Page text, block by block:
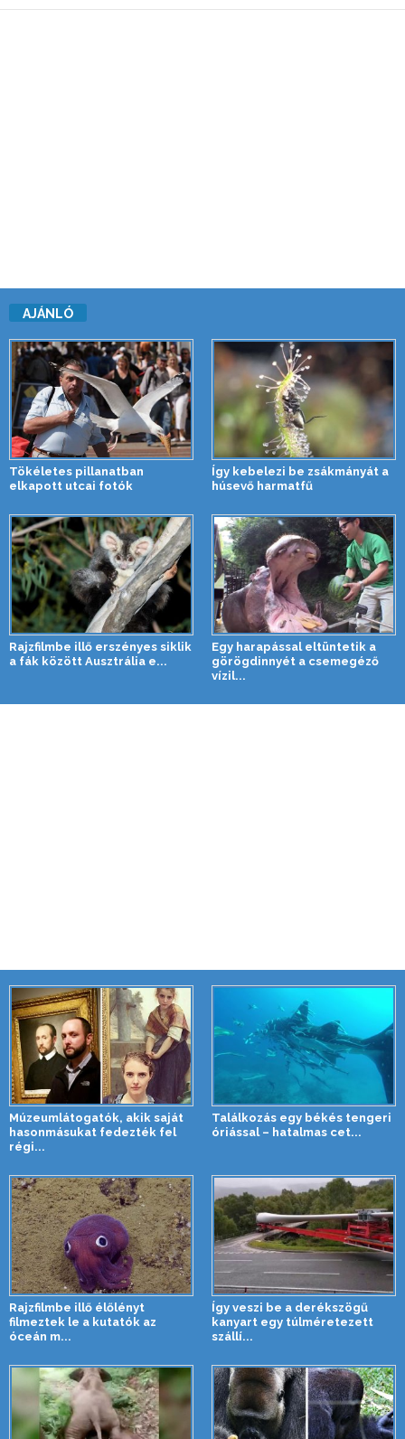
AJÁNLÓ
Tökéletes pillanatban
elkapott utcai fotók
Így kebelezi be zsákmányát a
húsevő harmatfű
Rajzfilmbe illő erszényes siklik
a fák között Ausztrália e...
Egy harapással eltüntetik a
görögdinnyét a csemegéző
vízil...
Múzeumlátogatók, akik saját
hasonmásukat fedezték fel
régi...
Találkozás egy békés tengeri
óriással – hatalmas cet...
Rajzfilmbe illő élőlényt
filmeztek le a kutatók az
óceán m...
Így veszi be a derékszögű
kanyart egy túlméretezett
szállí...